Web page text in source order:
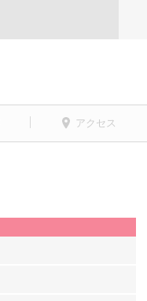
アクセス